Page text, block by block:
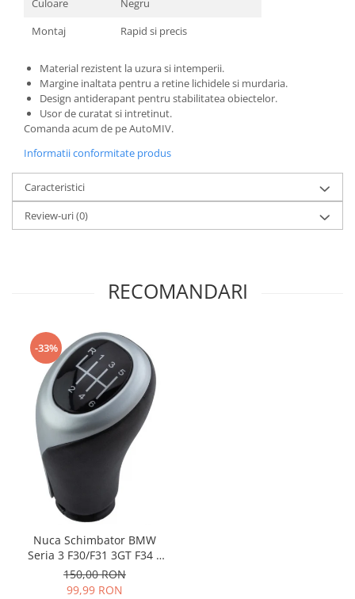
Culoare
Negru
Montaj
Rapid si precis
Material rezistent la uzura si intemperii.
Margine inaltata pentru a retine lichidele si murdaria.
Design antiderapant pentru stabilitatea obiectelor.
Usor de curatat si intretinut.
Comanda acum de pe AutoMIV.
Informatii conformitate produs
Caracteristici
Review-uri(0)
RECOMANDARI
-33%
Nuca Schimbator BMW
Seria 3 F30/F31 3GT F34 4
F32
150,00 RON
99,99 RON